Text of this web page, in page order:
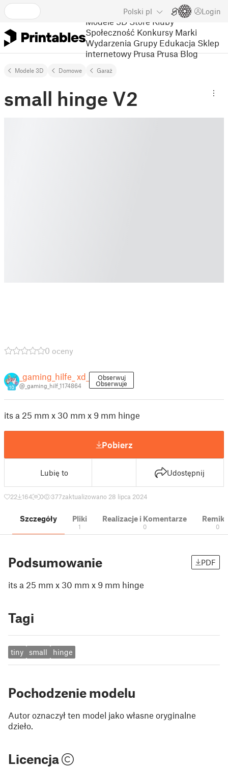
Polski pl Login
Modele 3D Store Kluby
Społeczność Konkursy Marki
Wydarzenia Grupy Edukacja Sklep
internetowy Prusa Prusa Blog
Modele 3D Domowe Garaż
small hinge V2
0 oceny
10
_gaming_hilfe_ xd_
@_gaming_hilf_1174864
Obserwuj
Obserwuje
its a 25 mm x 30 mm x 9 mm hinge
Pobierz
Lubię to Udostępnij
22 164 0 377zaktualizowano 28 lipca 2024
Szczegóły Pliki
1
Realizacje i Komentarze
0 0
Podsumowanie PDF
its a 25 mm x 30 mm x 9 mm hinge
Tagi
tiny small hinge
Pochodzenie modelu
Autor oznaczył ten model jako własne oryginalne
dzieło.
Licencja